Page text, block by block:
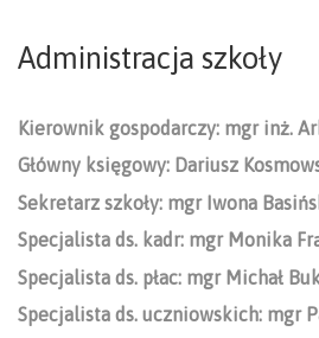
Administracja szkoły
Kierownik gospodarczy: mgr inż.
Główny księgowy: Dariusz
Sekretarz szkoły: mgr Iwona
Specjalista ds. kadr: mgr Monika
Specjalista ds. płac: mgr Michał
Specjalista ds. uczniowskich: mgr